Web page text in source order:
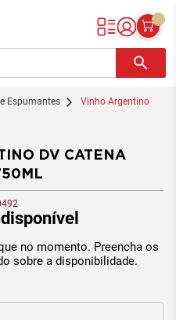
search
e Espumantes Vinho Argentino
DV CATENA
no momento. Preencha os
sobre a disponibilidade.